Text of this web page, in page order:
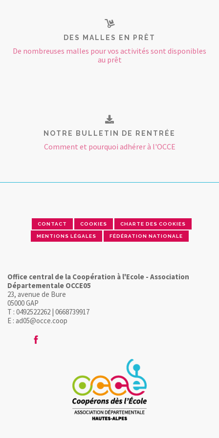
DES MALLES EN PRÊT
De nombreuses malles pour vos activités sont disponibles
au prêt
NOTRE BULLETIN DE RENTRÉE
Comment et pourquoi adhérer à l'OCCE
CONTACT COOKIES CHARTE DES COOKIES
MENTIONS LÉGALES FÉDÉRATION NATIONALE
Office central de la Coopération à l'Ecole - Association
Départementale OCCE05
23, avenue de Bure
05000 GAP
T : 0492522262 | 0668739917
E : ad05@occe.coop